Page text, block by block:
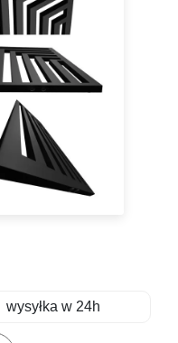
wysyłka w 24h